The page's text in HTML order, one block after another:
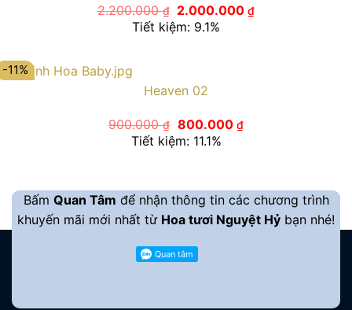
2.200.000₫
Giá
gốc
là:
2.000.000₫Giá
Tiết kiệm: 9.1%
-11%
Heaven 02
900.000₫ Giá
gốc
là:
800.000 ₫Giá
hiện
Tiết kiệm: 11.1%
Bấm Quan Tâm để nhận thông tin các chương trình
khuyến mãi mới nhất từ Hoa tươi Nguyệt Hỷ bạn nhé!